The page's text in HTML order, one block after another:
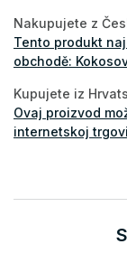
Nakupujete z
Tento produkt
obchodě:
Kupujete iz
Ovaj proizvod
internetskoj